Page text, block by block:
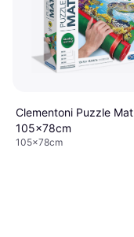
Clementoni Puzzle Mat
105x78cm
105x78cm